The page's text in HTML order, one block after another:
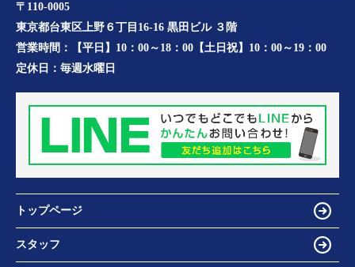
〒110-0005
東京都台東区上野６丁目16-16 黒田ビル ３階
営業時間：
【平日】10：00～18：00【土日祝】10：00～19：00
定休日： 毎週水曜日
トップページ
スタッフ